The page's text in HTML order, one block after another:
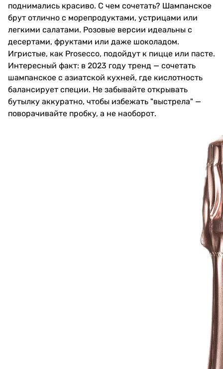
поднимались красиво. С чем сочетать? Шампанское
брут отлично с морепродуктами, устрицами или
легкими салатами. Розовые версии идеальны с
десертами, фруктами или даже шоколадом.
Игристые, как Prosecco, подойдут к пицце или пасте.
Интересный факт: в 2023 году тренд — сочетать
шампанское с азиатской кухней, где кислотность
балансирует специи. Не забывайте открывать
бутылку аккуратно, чтобы избежать "выстрела" —
поворачивайте пробку, а не наоборот.